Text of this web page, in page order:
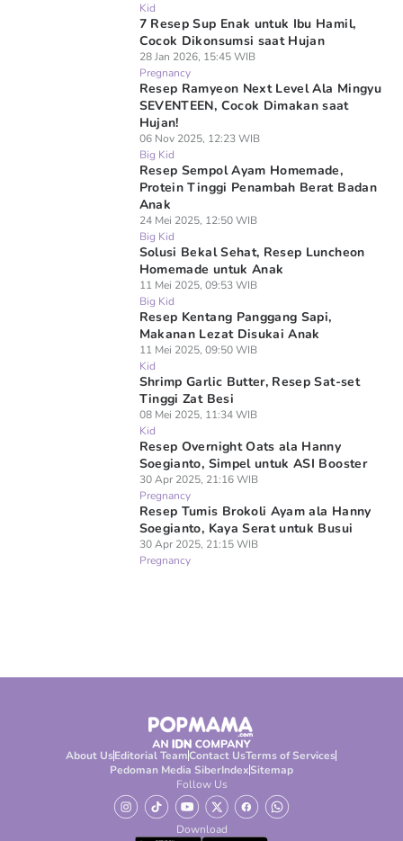
Kid
7 Resep Sup Enak untuk Ibu Hamil,
Cocok Dikonsumsi saat Hujan
28 Jan 2026, 15:45 WIB
Pregnancy
Resep Ramyeon Next Level Ala Mingyu
SEVENTEEN, Cocok Dimakan saat
Hujan!
06 Nov 2025, 12:23 WIB
Big Kid
Resep Sempol Ayam Homemade,
Protein Tinggi Penambah Berat Badan
Anak
24 Mei 2025, 12:50 WIB
Big Kid
Solusi Bekal Sehat, Resep Luncheon
Homemade untuk Anak
11 Mei 2025, 09:53 WIB
Big Kid
Resep Kentang Panggang Sapi,
Makanan Lezat Disukai Anak
11 Mei 2025, 09:50 WIB
Kid
Shrimp Garlic Butter, Resep Sat-set
Tinggi Zat Besi
08 Mei 2025, 11:34 WIB
Kid
Resep Overnight Oats ala Hanny
Soegianto, Simpel untuk ASI Booster
30 Apr 2025, 21:16 WIB
Pregnancy
Resep Tumis Brokoli Ayam ala Hanny
Soegianto, Kaya Serat untuk Busui
30 Apr 2025, 21:15 WIB
Pregnancy
About UsEditorial TeamContact UsTerms of Services
Pedoman Media SiberIndexSitemap
Follow Us
Download